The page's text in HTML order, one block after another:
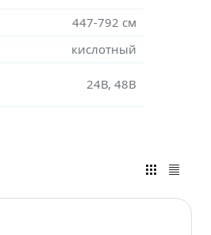
447-792 см
кислотный
24В, 48В